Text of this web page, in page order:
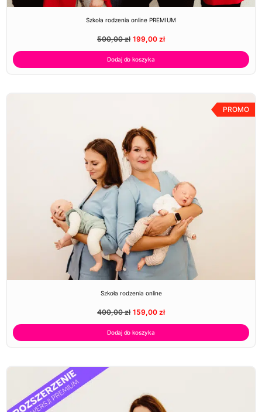
Szkoła rodzenia online PREMIUM
500,00zł 199,00 zł
Dodaj do koszyka
PROMO
Szkoła rodzenia online
400,00zł 159,00 zł
Dodaj do koszyka